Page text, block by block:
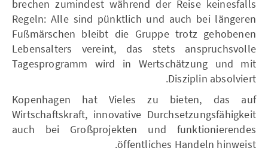
brechen zumindest während der Reise keinesfalls
Regeln: Alle sind pünktlich und auch bei längeren
Fußmärschen bleibt die Gruppe trotz gehobenen
Lebensalters vereint, das stets anspruchsvolle
Tagesprogramm wird in Wertschätzung und mit
Disziplin absolviert.
Kopenhagen hat Vieles zu bieten, das auf
Wirtschaftskraft, innovative Durchsetzungsfähigkeit
auch bei Großprojekten und funktionierendes
öffentliches Handeln hinweist.